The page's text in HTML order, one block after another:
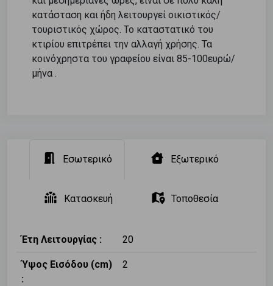
κατάσταση και ήδη λειτουργεί οικιστικός/
τουριστικός χώρος. Το καταστατικό του
κτιρίου επιτρέπει την αλλαγή χρήσης. Τα
κοινόχρηστα του γραφείου είναι 85-100ευρώ/
μήνα .
Εσωτερικό Εξωτερικό
Κατασκευή Τοποθεσία
Έτη Λειτουργίας : 20
Ύψος Εισόδου (cm)
:
2